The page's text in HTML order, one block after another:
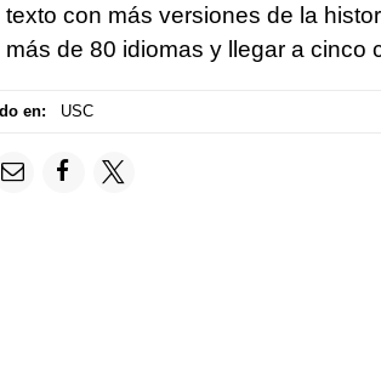
texto con más versiones de la
más de 80 idiomas y llegar a cinco
en: USC